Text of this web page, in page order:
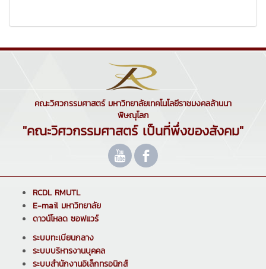
คณะวิศวกรรมศาสตร์ มหาวิทยาลัยเทคโนโลยีราชมงคลล้านนา
พิษณุโลก
"คณะวิศวกรรมศาสตร์ เป็นที่พึ่งของสังคม"
RCDL RMUTL
E-mail มหาวิทยาลัย
ดาวน์โหลด ซอฟแวร์
ระบบทะเบียนกลาง
ระบบบริหารงานบุคคล
ระบบสำนักงานอิเล็กทรอนิกส์